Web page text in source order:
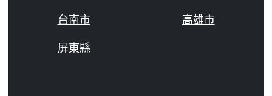
台南市
高雄市
屏東縣